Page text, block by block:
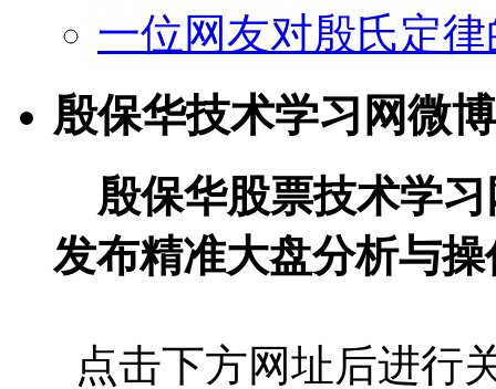
一位网友对殷氏定
殷保华技术学习网微博
殷保华股票技术学习
发布精准大盘分析与
点击下方网址后进行